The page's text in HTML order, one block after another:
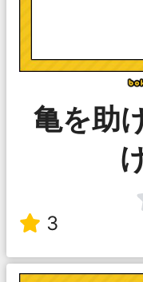
亀を助
3